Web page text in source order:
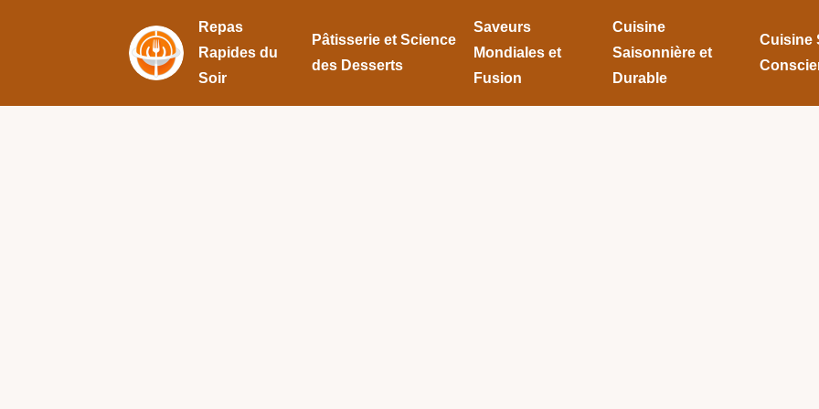
Repas
Rapides du
Soir
Pâtisserie et Science
des Desserts
Saveurs
Mondiales et
Fusion
Cuisine
Saisonnière et
Durable
Cuisine